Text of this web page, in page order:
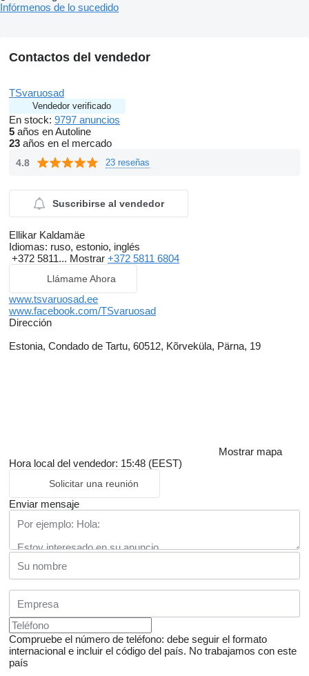
Infórmenos de lo sucedido
Contactos del vendedor
TSvaruosad
Vendedor verificado
En stock: 9797 anuncios
5 años en Autoline
23 años en el mercado
4.8 23 reseñas
Suscribirse al vendedor
Ellikar Kaldamäe
Idiomas: ruso, estonio, inglés
+372 5811... Mostrar +372 5811 6804
Llámame Ahora
www.tsvaruosad.ee
www.facebook.com/TSvaruosad
Dirección
Estonia, Condado de Tartu, 60512, Kõrveküla, Pärna, 19
Mostrar mapa
Hora local del vendedor: 15:48 (EEST)
Solicitar una reunión
Enviar mensaje
Compruebe el número de teléfono: debe seguir el formato
internacional e incluir el código del país. No trabajamos con este
país